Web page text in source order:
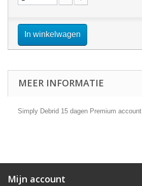
In winkelwagen
MEER INFORMATIE
Simply Debrid 15 dagen Premium account
Mijn account